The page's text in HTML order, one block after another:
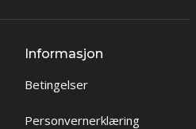
Informasjon
Betingelser
Personvernerklæring